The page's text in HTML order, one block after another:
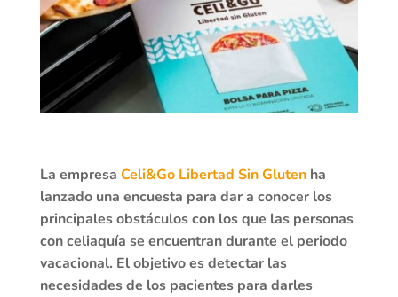
La empresa Celi&Go Libertad Sin Glutenha
lanzado una encuesta para dar a conocer los
principales obstáculos con los que las personas
con celiaquía se encuentran durante el periodo
vacacional. El objetivo es detectar las
necesidades de los pacientes para darles